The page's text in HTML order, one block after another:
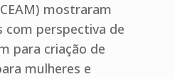
mostraram
com perspectiva de
para criação de
mulheres e